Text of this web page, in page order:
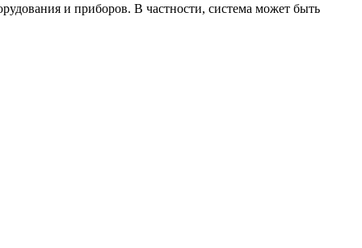
и приборов. В частности, система может быть